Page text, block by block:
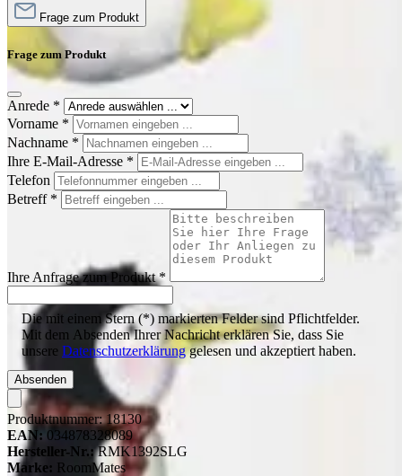
Frage zum Produkt
Frage zum Produkt
Anrede *
Vorname *
Nachname *
Ihre E-Mail-Adresse *
Telefon
Betreff *
Ihre Anfrage zum Produkt*
Die mit einem Stern (*) markierten Felder sind Pflichtfelder.
Mit dem Absenden Ihrer Nachricht erklären Sie, dass Sie
unsere Datenschutzerklärunggelesen und akzeptiert haben.
Absenden
Produktnummer:18130
EAN: 034878328089
Hersteller-Nr.: RMK1392SLG
Marke: RoomMates